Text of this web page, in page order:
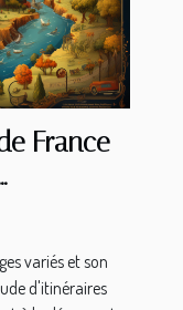
France
de
variés et son
d'itinéraires